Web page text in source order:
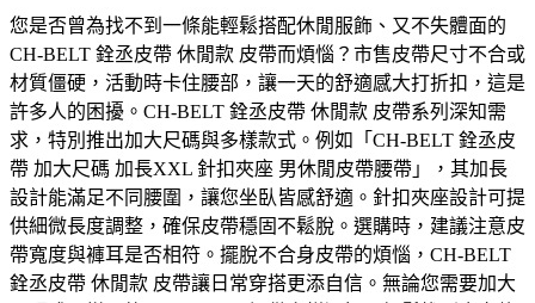
您是否曾為找不到一條能輕鬆搭配休閒服飾、又不失體面的
CH-BELT 銓丞皮帶 休閒款 皮帶而煩惱？市售皮帶尺寸不合或
材質僵硬，活動時卡住腰部，讓一天的舒適感大打折扣，這是
許多人的困擾。CH-BELT 銓丞皮帶 休閒款 皮帶系列深知需
求，特別推出加大尺碼與多樣款式。例如「CH-BELT 銓丞皮
帶 加大尺碼 加長XXL 針扣夾座 男休閒皮帶腰帶」，其加長
設計能滿足不同腰圍，讓您坐臥皆感舒適。針扣夾座設計可提
供細微長度調整，確保皮帶穩固不鬆脫。選購時，建議注意皮
帶寬度與褲耳是否相符。擺脫不合身皮帶的煩惱，CH-BELT
銓丞皮帶 休閒款 皮帶讓日常穿搭更添自信。無論您需要加大